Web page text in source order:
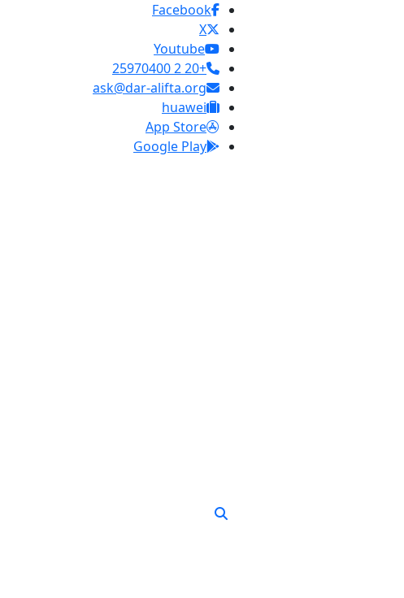
Facebook
X
Youtube
+20 2 25970400
ask@dar-alifta.org
huawei
App Store
Google Play